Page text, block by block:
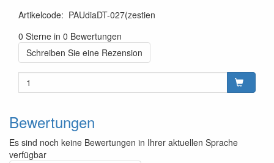
Artikelcode: PAUdiaDT-027(zestien
0 Sterne in 0 Bewertungen
Schreiben Sie eine Rezension
Bewertungen
Es sind noch keine Bewertungen in Ihrer aktuellen Sprache
verfügbar